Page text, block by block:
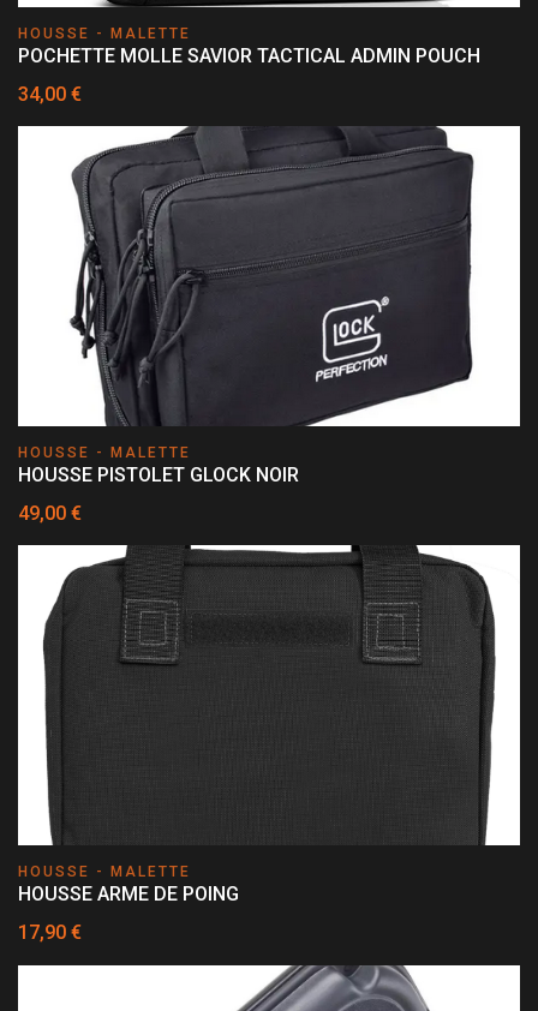
HOUSSE - MALETTE
POCHETTE MOLLE SAVIOR TACTICAL ADMIN POUCH
34,00 €
HOUSSE - MALETTE
HOUSSE PISTOLET GLOCK NOIR
49,00 €
HOUSSE - MALETTE
HOUSSE ARME DE POING
17,90 €